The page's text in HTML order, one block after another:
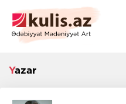
Yazar